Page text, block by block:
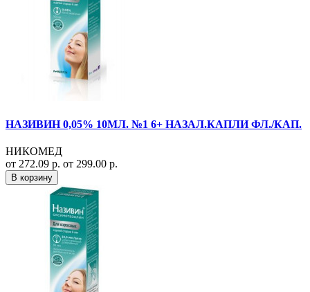
НАЗИВИН 0,05% 10МЛ. №1 6+ НАЗАЛ.КАПЛИ ФЛ./КАП.
НИКОМЕД
от 272.09 р. от 299.00 р.
В корзину